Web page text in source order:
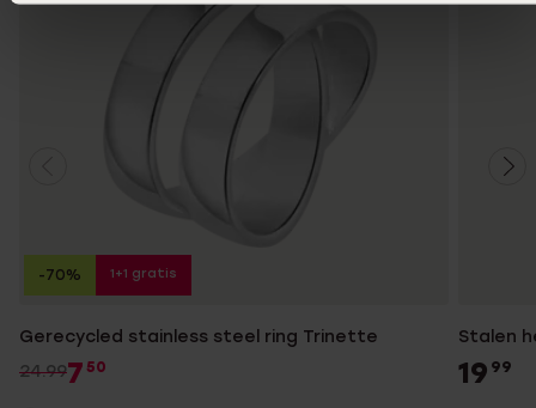
Gerecycled stainless steel ring Trinette
24.997 50
-70% 1+1 gratis
Stalen
19 99